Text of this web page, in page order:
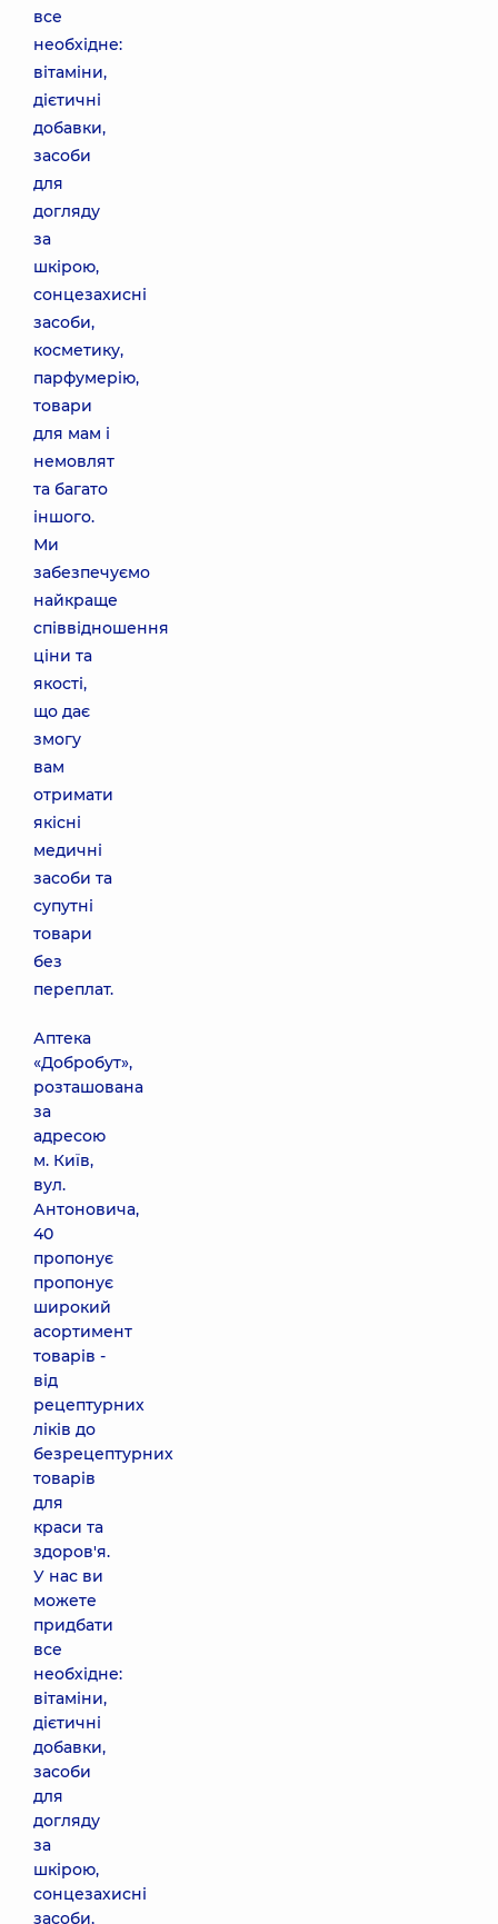
все
необхідне:
вітаміни,
дієтичні
добавки,
засоби
для
догляду
за
шкірою,
сонцезахисні
засоби,
косметику,
парфумерію,
товари
для мам і
немовлят
та багато
іншого.
Ми
забезпечуємо
найкраще
співвідношення
ціни та
якості,
що дає
змогу
вам
отримати
якісні
медичні
засоби та
супутні
товари
без
переплат.
Аптека
«Добробут»,
розташована
за
адресою
м. Київ,
вул.
Антоновича,
40
пропонує
пропонує
широкий
асортимент
товарів -
від
рецептурних
ліків до
безрецептурних
товарів
для
краси та
здоров'я.
У нас ви
можете
придбати
все
необхідне:
вітаміни,
дієтичні
добавки,
засоби
для
догляду
за
шкірою,
сонцезахисні
засоби,